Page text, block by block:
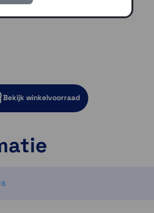
Bekijk winkelvoorraad